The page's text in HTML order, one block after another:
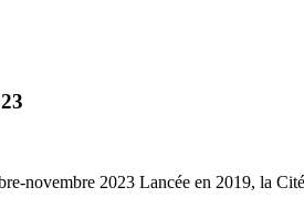
2023 Lancée en 2019, la